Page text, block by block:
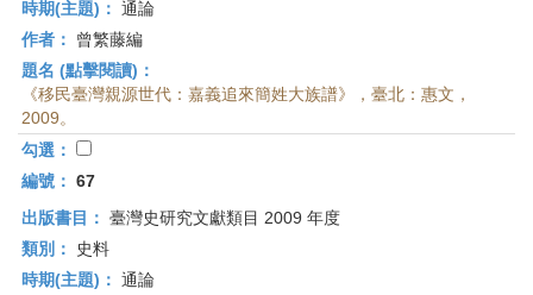
時期(主題)： 通論
作者：
曾繁藤編
題名 (點擊閱讀)：
《移民臺灣親源世代：嘉義追來簡姓大族譜》，臺北：惠文，
2009。
勾選：
編號： 67
出版書目： 臺灣史研究文獻類目 2009 年度
類別：
史料
時期(主題)： 通論